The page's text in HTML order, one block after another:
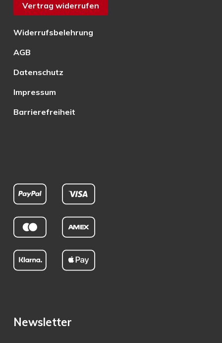
Vertrag widerrufen
Widerrufsbelehrung
AGB
Datenschutz
Impressum
Barrierefreiheit
Newsletter